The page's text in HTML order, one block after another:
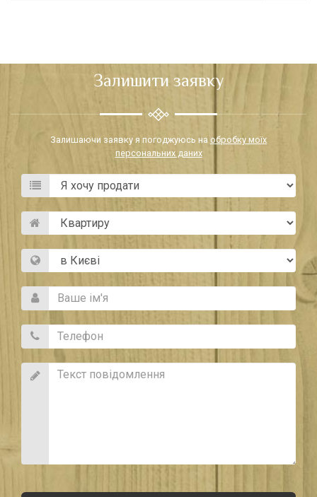
Залишити заявку
Залишаючи заявку я погоджуюсь на обробку моїх
персональних даних